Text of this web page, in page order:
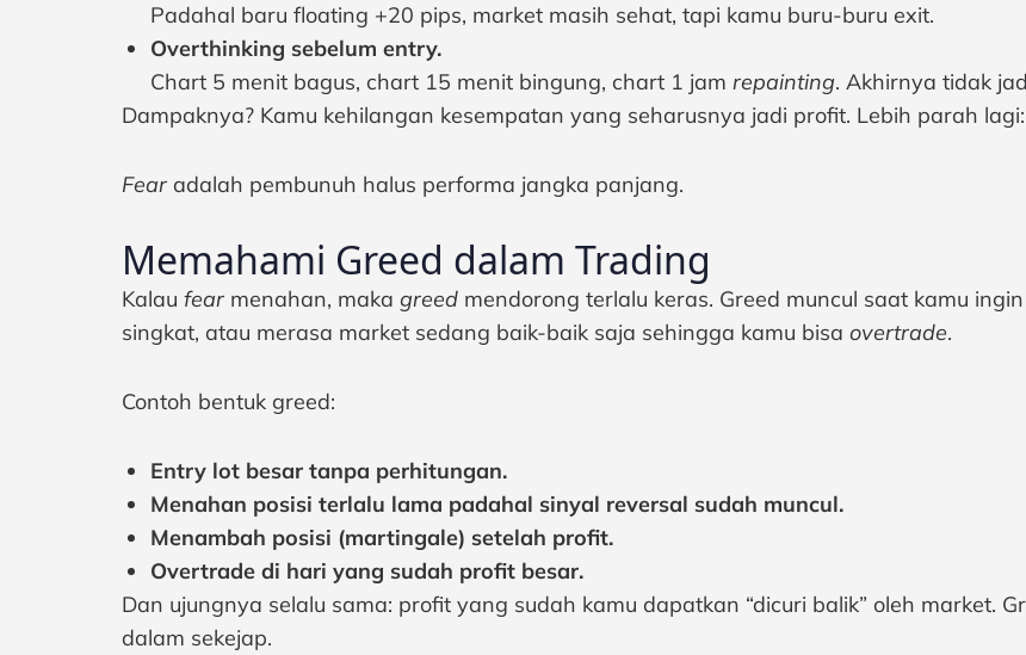
Padahal baru floating +20 pips, market masih sehat, tapi kamu buru-buru exit.
Overthinking sebelum entry.
Chart 5 menit bagus, chart 15 menit bingung, chart 1 jam repainting. Akhirnya tidak
Dampaknya? Kamu kehilangan kesempatan yang seharusnya jadi profit. Lebih parah
Fear adalah pembunuh halus performa jangka panjang.
Memahami Greed dalam Trading
Kalau fear menahan, maka greed mendorong terlalu keras. Greed muncul saat kamu
singkat, atau merasa market sedang baik-baik saja sehingga kamu bisa overtrade.
Contoh bentuk greed:
Entry lot besar tanpa perhitungan.
Menahan posisi terlalu lama padahal sinyal reversal sudah muncul.
Menambah posisi (martingale) setelah profit.
Overtrade di hari yang sudah profit besar.
Dan ujungnya selalu sama: profit yang sudah kamu dapatkan “dicuri balik” oleh market.
dalam sekejap.